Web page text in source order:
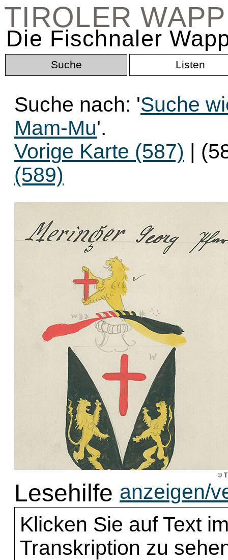
TIROLER
Die Fischnaler
Suche Listen
Suche nach: 'Suche
Mam-Mu'.
Vorige Karte (587) |
(589)
Lesehilfe anzeigen/
Klicken Sie auf Text
Transkription zu